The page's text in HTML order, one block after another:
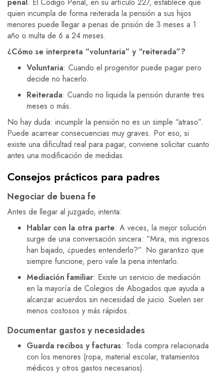
quien incumpla de forma reiterada la pensión a sus hijos
menores puede llegar a penas de prisión de 3 meses a 1
año o multa de 6 a 24 meses.
¿Cómo se interpreta “voluntaria” y “reiterada”?
Voluntaria: Cuando el progenitor puede pagar pero
decide no hacerlo.
Reiterada: Cuando no liquida la pensión durante tres
meses o más.
No hay duda: incumplir la pensión no es un simple “atraso”.
Puede acarrear consecuencias muy graves. Por eso, si
existe una dificultad real para pagar, conviene solicitar cuanto
antes una modificación de medidas.
Consejos prácticos para padres
Negociar de buena fe
Antes de llegar al juzgado, intenta:
Hablar con la otra parte: A veces, la mejor solución
surge de una conversación sincera: “Mira, mis ingresos
han bajado, ¿puedes entenderlo?”. No garantizo que
siempre funcione, pero vale la pena intentarlo.
Mediación familiar: Existe un servicio de mediación
en la mayoría de Colegios de Abogados que ayuda a
alcanzar acuerdos sin necesidad de juicio. Suelen ser
menos costosos y más rápidos.
Documentar gastos y necesidades
Guarda recibos y facturas: Toda compra relacionada
con los menores (ropa, material escolar, tratamientos
médicos y otros gastos necesarios).